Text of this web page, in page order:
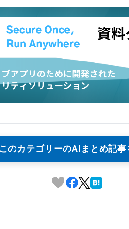
このカテゴリーのAIまとめ記事